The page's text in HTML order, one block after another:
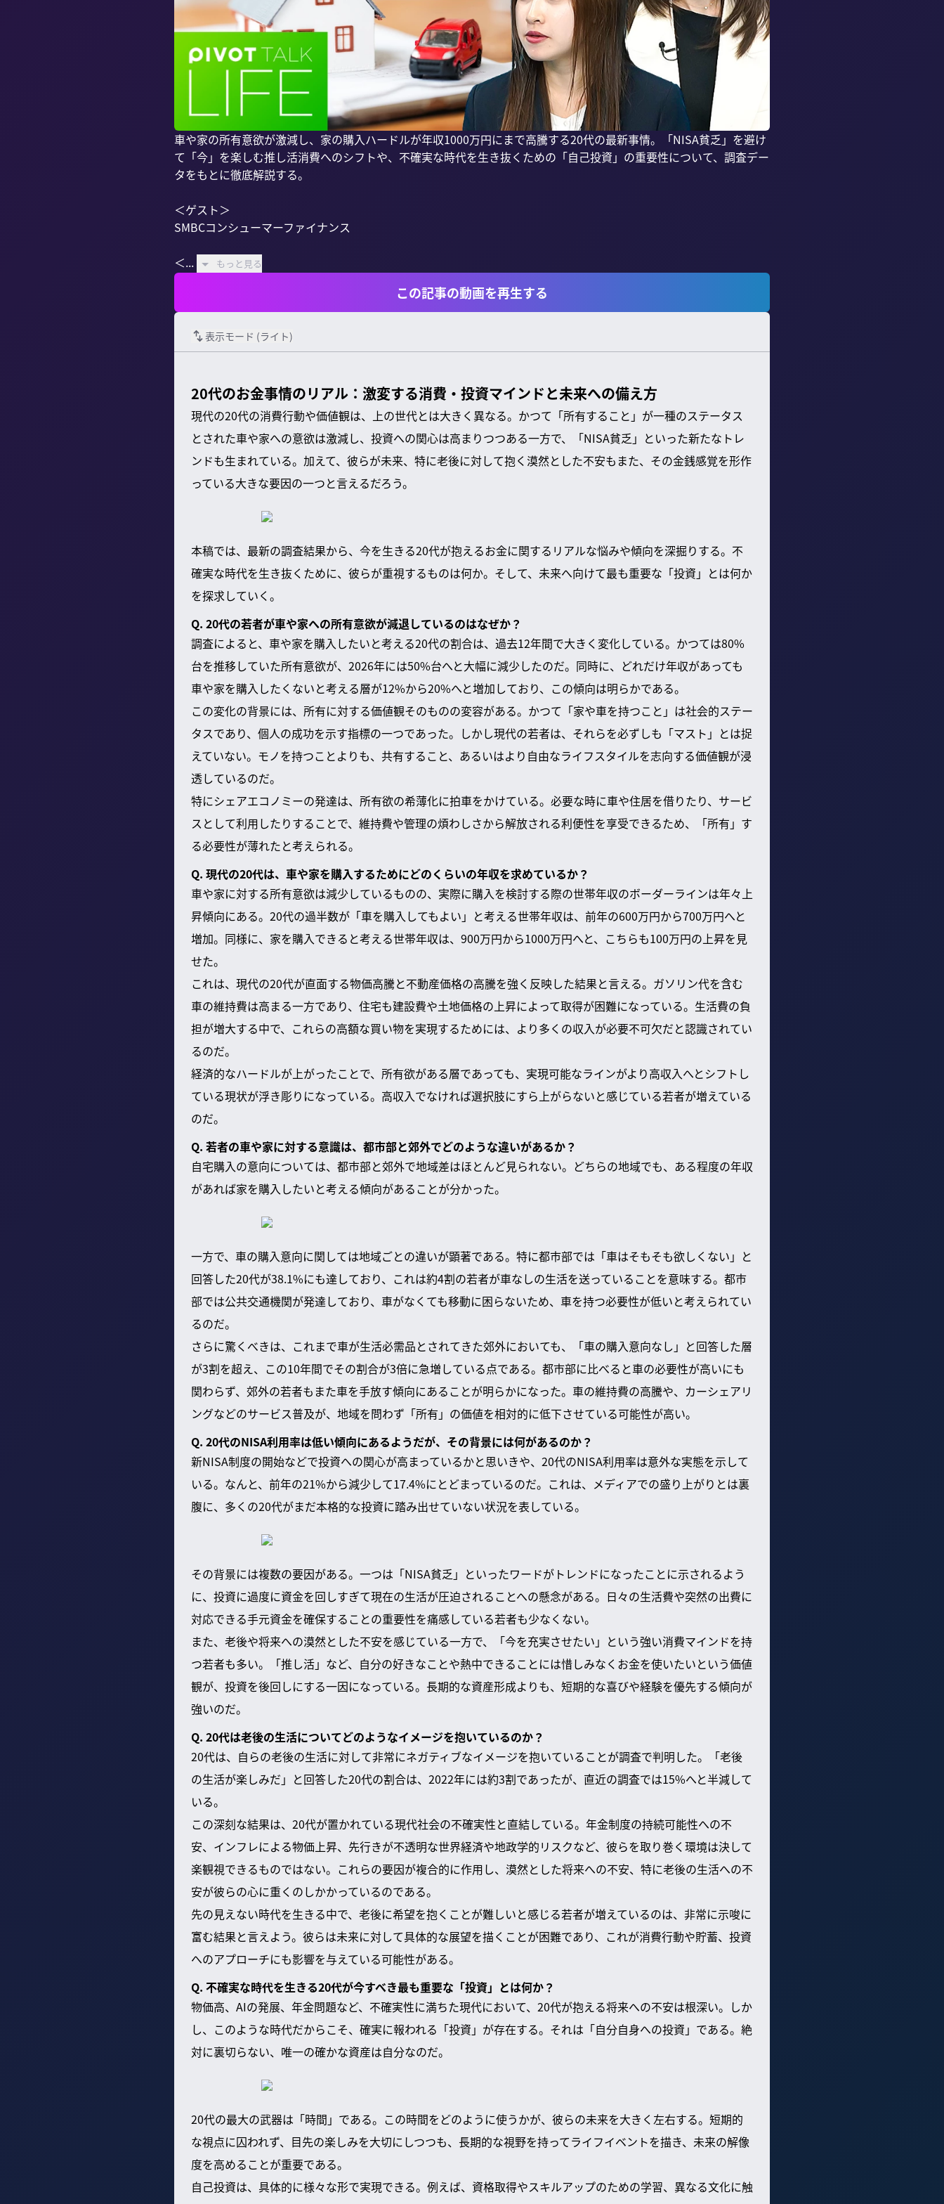
車や家の所有意欲が激減し、家の購入ハードルが年収1000万円にまで高騰する20代の最新事情。「NISA貧乏」を避け
て「今」を楽しむ推し活消費へのシフトや、不確実な時代を生き抜くための「自己投資」の重要性について、調査デー
タをもとに徹底解説する。
＜ゲスト＞
SMBCコンシューマーファイナンス
＜... もっと見る
この記事の動画を再生する
表示モード (ライト)
20代のお金事情のリアル：激変する消費・投資マインドと未来への備え方
現代の20代の消費行動や価値観は、上の世代とは大きく異なる。かつて「所有すること」が一種のステータス
とされた車や家への意欲は激減し、投資への関心は高まりつつある一方で、「NISA貧乏」といった新たなトレ
ンドも生まれている。加えて、彼らが未来、特に老後に対して抱く漠然とした不安もまた、その金銭感覚を形作
っている大きな要因の一つと言えるだろう。
本稿では、最新の調査結果から、今を生きる20代が抱えるお金に関するリアルな悩みや傾向を深掘りする。不
確実な時代を生き抜くために、彼らが重視するものは何か。そして、未来へ向けて最も重要な「投資」とは何か
を探求していく。
Q. 20代の若者が車や家への所有意欲が減退しているのはなぜか？
調査によると、車や家を購入したいと考える20代の割合は、過去12年間で大きく変化している。かつては80%
台を推移していた所有意欲が、2026年には50%台へと大幅に減少したのだ。同時に、どれだけ年収があっても
車や家を購入したくないと考える層が12%から20%へと増加しており、この傾向は明らかである。
この変化の背景には、所有に対する価値観そのものの変容がある。かつて「家や車を持つこと」は社会的ステー
タスであり、個人の成功を示す指標の一つであった。しかし現代の若者は、それらを必ずしも「マスト」とは捉
えていない。モノを持つことよりも、共有すること、あるいはより自由なライフスタイルを志向する価値観が浸
透しているのだ。
特にシェアエコノミーの発達は、所有欲の希薄化に拍車をかけている。必要な時に車や住居を借りたり、サービ
スとして利用したりすることで、維持費や管理の煩わしさから解放される利便性を享受できるため、「所有」す
る必要性が薄れたと考えられる。
Q. 現代の20代は、車や家を購入するためにどのくらいの年収を求めているか？
車や家に対する所有意欲は減少しているものの、実際に購入を検討する際の世帯年収のボーダーラインは年々上
昇傾向にある。20代の過半数が「車を購入してもよい」と考える世帯年収は、前年の600万円から700万円へと
増加。同様に、家を購入できると考える世帯年収は、900万円から1000万円へと、こちらも100万円の上昇を見
せた。
これは、現代の20代が直面する物価高騰と不動産価格の高騰を強く反映した結果と言える。ガソリン代を含む
車の維持費は高まる一方であり、住宅も建設費や土地価格の上昇によって取得が困難になっている。生活費の負
担が増大する中で、これらの高額な買い物を実現するためには、より多くの収入が必要不可欠だと認識されてい
るのだ。
経済的なハードルが上がったことで、所有欲がある層であっても、実現可能なラインがより高収入へとシフトし
ている現状が浮き彫りになっている。高収入でなければ選択肢にすら上がらないと感じている若者が増えている
のだ。
Q. 若者の車や家に対する意識は、都市部と郊外でどのような違いがあるか？
自宅購入の意向については、都市部と郊外で地域差はほとんど見られない。どちらの地域でも、ある程度の年収
があれば家を購入したいと考える傾向があることが分かった。
一方で、車の購入意向に関しては地域ごとの違いが顕著である。特に都市部では「車はそもそも欲しくない」と
回答した20代が38.1%にも達しており、これは約4割の若者が車なしの生活を送っていることを意味する。都市
部では公共交通機関が発達しており、車がなくても移動に困らないため、車を持つ必要性が低いと考えられてい
るのだ。
さらに驚くべきは、これまで車が生活必需品とされてきた郊外においても、「車の購入意向なし」と回答した層
が3割を超え、この10年間でその割合が3倍に急増している点である。都市部に比べると車の必要性が高いにも
関わらず、郊外の若者もまた車を手放す傾向にあることが明らかになった。車の維持費の高騰や、カーシェアリ
ングなどのサービス普及が、地域を問わず「所有」の価値を相対的に低下させている可能性が高い。
Q. 20代のNISA利用率は低い傾向にあるようだが、その背景には何があるのか？
新NISA制度の開始などで投資への関心が高まっているかと思いきや、20代のNISA利用率は意外な実態を示して
いる。なんと、前年の21%から減少して17.4%にとどまっているのだ。これは、メディアでの盛り上がりとは裏
腹に、多くの20代がまだ本格的な投資に踏み出せていない状況を表している。
その背景には複数の要因がある。一つは「NISA貧乏」といったワードがトレンドになったことに示されるよう
に、投資に過度に資金を回しすぎて現在の生活が圧迫されることへの懸念がある。日々の生活費や突然の出費に
対応できる手元資金を確保することの重要性を痛感している若者も少なくない。
また、老後や将来への漠然とした不安を感じている一方で、「今を充実させたい」という強い消費マインドを持
つ若者も多い。「推し活」など、自分の好きなことや熱中できることには惜しみなくお金を使いたいという価値
観が、投資を後回しにする一因になっている。長期的な資産形成よりも、短期的な喜びや経験を優先する傾向が
強いのだ。
Q. 20代は老後の生活についてどのようなイメージを抱いているのか？
20代は、自らの老後の生活に対して非常にネガティブなイメージを抱いていることが調査で判明した。「老後
の生活が楽しみだ」と回答した20代の割合は、2022年には約3割であったが、直近の調査では15%へと半減して
いる。
この深刻な結果は、20代が置かれている現代社会の不確実性と直結している。年金制度の持続可能性への不
安、インフレによる物価上昇、先行きが不透明な世界経済や地政学的リスクなど、彼らを取り巻く環境は決して
楽観視できるものではない。これらの要因が複合的に作用し、漠然とした将来への不安、特に老後の生活への不
安が彼らの心に重くのしかかっているのである。
先の見えない時代を生きる中で、老後に希望を抱くことが難しいと感じる若者が増えているのは、非常に示唆に
富む結果と言えよう。彼らは未来に対して具体的な展望を描くことが困難であり、これが消費行動や貯蓄、投資
へのアプローチにも影響を与えている可能性がある。
Q. 不確実な時代を生きる20代が今すべき最も重要な「投資」とは何か？
物価高、AIの発展、年金問題など、不確実性に満ちた現代において、20代が抱える将来への不安は根深い。しか
し、このような時代だからこそ、確実に報われる「投資」が存在する。それは「自分自身への投資」である。絶
対に裏切らない、唯一の確かな資産は自分なのだ。
20代の最大の武器は「時間」である。この時間をどのように使うかが、彼らの未来を大きく左右する。短期的
な視点に囚われず、目先の楽しみを大切にしつつも、長期的な視野を持ってライフイベントを描き、未来の解像
度を高めることが重要である。
自己投資は、具体的に様々な形で実現できる。例えば、資格取得やスキルアップのための学習、異なる文化に触